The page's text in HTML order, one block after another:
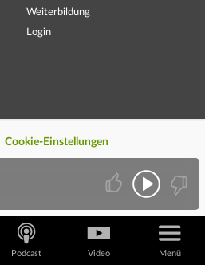
Weiterbildung
Login
Cookie-Einstellungen
Podcast Video Menü